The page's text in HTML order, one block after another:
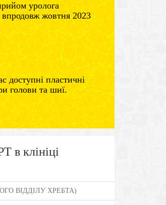
уролога
жовтня 2023
доступні пластичні
голови та шиї.
в клініці
ВІДДІЛУ ХРЕБТА)